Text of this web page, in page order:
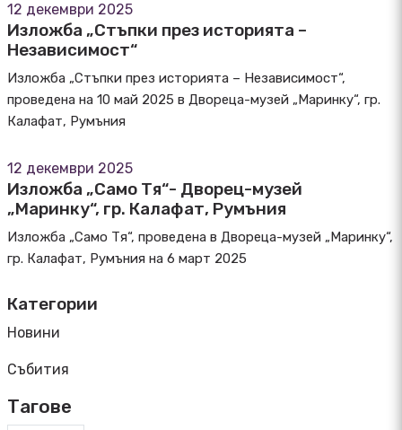
12 декември 2025
Изложба „Стъпки през историята –
Независимост“
Изложба „Стъпки през историята – Независимост“,
проведена на 10 май 2025 в Двореца-музей „Маринку“, гр.
Калафат, Румъния
12 декември 2025
Изложба „Само Тя“- Дворец-музей
„Маринку“, гр. Калафат, Румъния
Изложба „Само Тя“, проведена в Двореца-музей „Маринку“,
гр. Калафат, Румъния на 6 март 2025
Категории
Новини
Събития
Тагове